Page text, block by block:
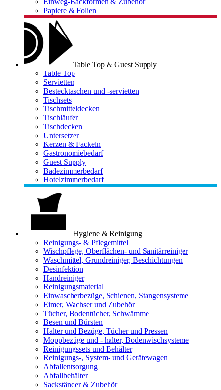
Einweg-Backformen & Zubehör
Papiere & Folien
Table Top & Guest Supply
Table Top
Servietten
Bestecktaschen und -servietten
Tischsets
Tischmitteldecken
Tischläufer
Tischdecken
Untersetzer
Kerzen & Fackeln
Gastronomiebedarf
Guest Supply
Badezimmerbedarf
Hotelzimmerbedarf
Hygiene & Reinigung
Reinigungs- & Pflegemittel
Wischpflege, Oberflächen- und Sanitärreiniger
Waschmittel, Grundreiniger, Beschichtungen
Desinfektion
Handreiniger
Reinigungsmaterial
Einwascherbezüge, Schienen, Stangensysteme
Eimer, Wachser und Zubehör
Tücher, Bodentücher, Schwämme
Besen und Bürsten
Halter und Bezüge, Tücher und Pressen
Moppbezüge und - halter, Bodenwischsysteme
Reinigungssets und Behälter
Reinigungs-, System- und Gerätewagen
Abfallentsorgung
Abfallbehälter
Sackständer & Zubehör